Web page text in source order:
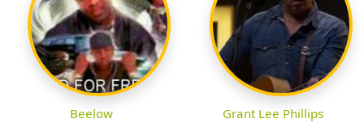
Beelow Grant Lee Phillips